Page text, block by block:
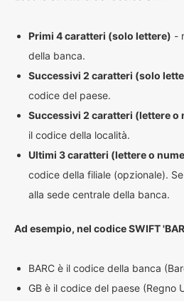
Primi 4 caratteri (solo lettere) -
della banca.
Successivi 2 caratteri (solo
codice del paese.
Successivi 2 caratteri (lettere o
il codice della località.
Ultimi 3 caratteri (lettere o
codice della filiale (opzionale).
alla sede centrale della banca.
Ad esempio, nel codice SWIFT
BARC è il codice della banca
GB è il codice del paese (Regno